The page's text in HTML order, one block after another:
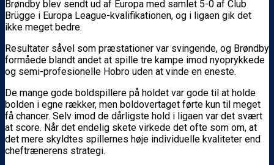
Brøndby blev sendt ud af Europa med samlet 5-0 af Club
Brügge i Europa League-kvalifikationen, og i ligaen gik det
ikke meget bedre.
Resultater såvel som præstationer var svingende, og Brøndby
formåede blandt andet at spille tre kampe imod nyoprykkede
og semi-profesionelle Hobro uden at vinde en eneste.
De mange gode boldspillere på holdet var gode til at holde
bolden i egne rækker, men boldovertaget førte kun til meget
få chancer. Selv imod de dårligste hold i ligaen var det svært
at score. Når det endelig skete virkede det ofte som om, at
det mere skyldtes spillernes høje individuelle kvaliteter end
cheftrænerens strategi.